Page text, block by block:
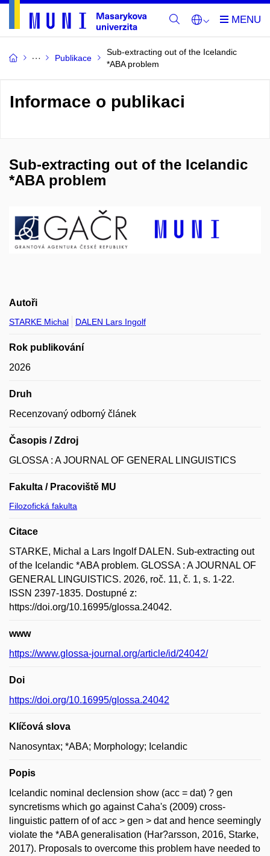
Publikace
Sub-extracting out of the Icelandic
*ABA problem
Informace o publikaci
Sub-extracting out of the Icelandic
*ABA problem
Autoři
STARKE Michal DALEN Lars Ingolf
Rok publikování
2026
Druh
Recenzovaný odborný článek
Časopis / Zdroj
GLOSSA : A JOURNAL OF GENERAL LINGUISTICS
Fakulta / Pracoviště MU
Filozofická fakulta
Citace
STARKE, Michal a Lars Ingolf DALEN. Sub-extracting out
of the Icelandic *ABA problem. GLOSSA : A JOURNAL OF
GENERAL LINGUISTICS. 2026, roč. 11, č. 1, s. 1-22.
ISSN 2397-1835. Dostupné z:
https://doi.org/10.16995/glossa.24042.
www
https://www.glossa-journal.org/article/id/24042/
Doi
https://doi.org/10.16995/glossa.24042
Klíčová slova
Nanosyntax; *ABA; Morphology; Icelandic
Popis
Icelandic nominal declension show (acc = dat) ? gen
syncretisms which go against Caha's (2009) cross-
linguistic pattern of of acc > gen > dat and hence seemingly
violate the *ABA generalisation (Har?arsson, 2016, Starke,
2017). Proposals to overcome this problem have needed to